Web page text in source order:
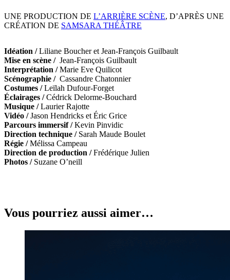
UNE PRODUCTION DE L’ARRIÈRE SCÈNE, D’APRÈS UNE
CRÉATION DE SAMSARA THÉÂTRE
Idéation /Liliane Boucher et Jean-François Guilbault
Mise en scène / Jean-François Guilbault
Interprétation /Marie Eve Quilicot
Scénographie / Cassandre Chatonnier
Costumes /Leïlah Dufour-Forget
Éclairages /Cédrick Delorme-Bouchard
Musique /Laurier Rajotte
Vidéo /Jason Hendricks et Éric Grice
Parcours immersif /Kevin Pinvidic
Direction technique / Sarah Maude Boulet
Régie /Mélissa Campeau
Direction de production /Frédérique Julien
Photos / Suzane O’neill
Vous pourriez aussi aimer…